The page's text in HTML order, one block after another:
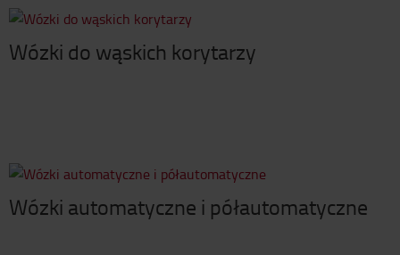
Wózki do wąskich korytarzy
Wózki automatyczne i półautomatyczne